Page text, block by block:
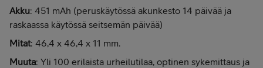
Akku: 451 mAh (peruskäytössä akunkesto 14 päivää ja
raskaassa käytössä seitsemän päivää)
Mitat: 46,4 x 46,4 x 11 mm.
Muuta: Yli 100 erilaista urheilutilaa, optinen sykemittaus ja